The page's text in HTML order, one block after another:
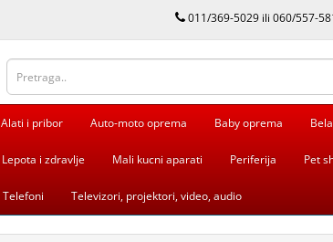
011/369-5029 ili 060/557-
Alati i pribor Auto-moto oprema Baby oprema
Lepota i zdravlje Mali kucni aparati Periferija Pet
Telefoni Televizori, projektori, video, audio